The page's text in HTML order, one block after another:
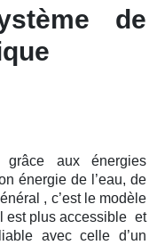
de
aux énergies
énergie de l’eau, de
, c’est le modèle
est plus accessible et
avec celle d’un